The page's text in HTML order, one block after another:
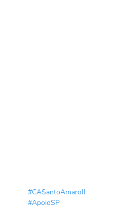
#CASantoAmaroII
#ApoioSP